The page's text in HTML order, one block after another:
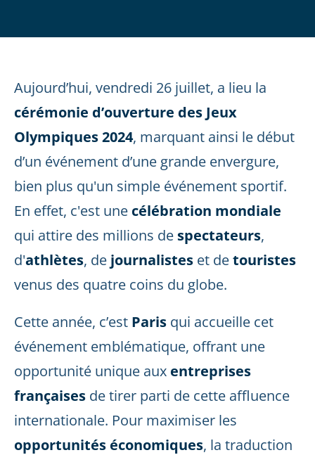
Aujourd’hui, vendredi 26 juillet, a lieu la
cérémonie d’ouverture des Jeux
Olympiques 2024, marquant ainsi le début
d’un événement d’une grande envergure,
bien plus qu'un simple événement sportif.
En effet, c'est une célébration mondiale
qui attire des millions de spectateurs,
d'athlètes, de journalistes et detouristes
venus des quatre coins du globe.
Cette année, c’est Paris qui accueille cet
événement emblématique, offrant une
opportunité unique aux entreprises
françaises de tirer parti de cette affluence
internationale. Pour maximiser les
opportunités économiques, la traduction